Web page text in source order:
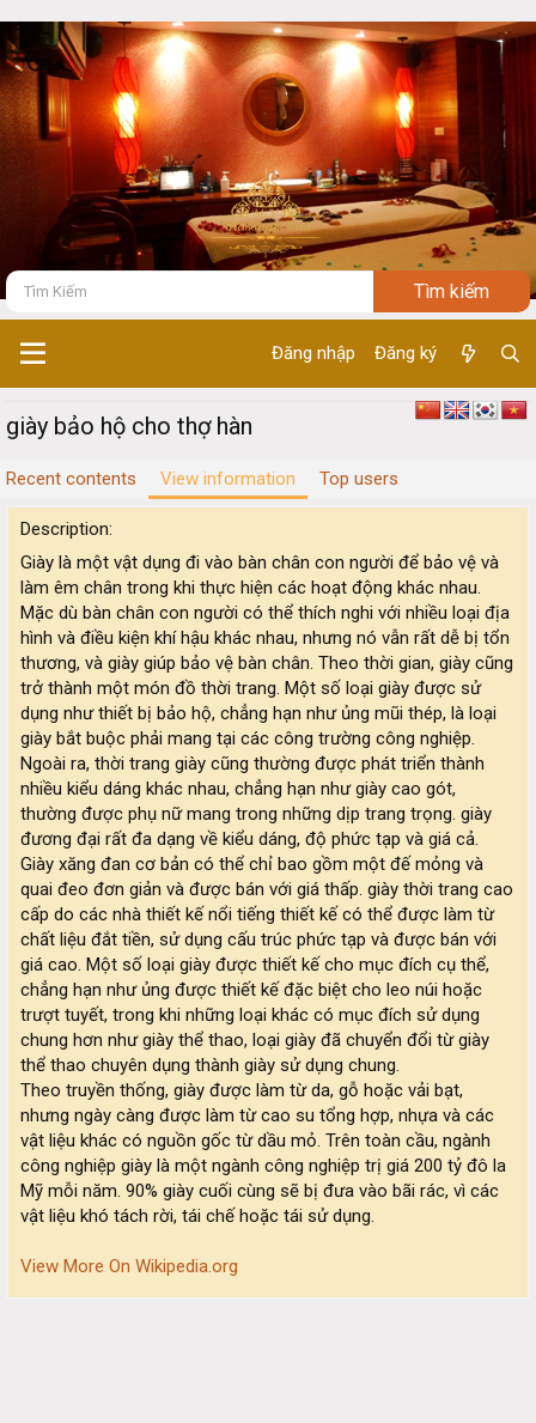
Đăng nhập Đăng ký
giày bảo hộ cho thợ hàn
Recent contents View information Top users
Description
Giày là một vật dụng đi vào bàn chân con người để bảo vệ và
làm êm chân trong khi thực hiện các hoạt động khác nhau.
Mặc dù bàn chân con người có thể thích nghi với nhiều loại địa
hình và điều kiện khí hậu khác nhau, nhưng nó vẫn rất dễ bị tổn
thương, và giày giúp bảo vệ bàn chân. Theo thời gian, giày cũng
trở thành một món đồ thời trang. Một số loại giày được sử
dụng như thiết bị bảo hộ, chẳng hạn như ủng mũi thép, là loại
giày bắt buộc phải mang tại các công trường công nghiệp.
Ngoài ra, thời trang giày cũng thường được phát triển thành
nhiều kiểu dáng khác nhau, chẳng hạn như giày cao gót,
thường được phụ nữ mang trong những dịp trang trọng. giày
đương đại rất đa dạng về kiểu dáng, độ phức tạp và giá cả.
Giày xăng đan cơ bản có thể chỉ bao gồm một đế mỏng và
quai đeo đơn giản và được bán với giá thấp. giày thời trang cao
cấp do các nhà thiết kế nổi tiếng thiết kế có thể được làm từ
chất liệu đắt tiền, sử dụng cấu trúc phức tạp và được bán với
giá cao. Một số loại giày được thiết kế cho mục đích cụ thể,
chẳng hạn như ủng được thiết kế đặc biệt cho leo núi hoặc
trượt tuyết, trong khi những loại khác có mục đích sử dụng
chung hơn như giày thể thao, loại giày đã chuyển đổi từ giày
thể thao chuyên dụng thành giày sử dụng chung.
Theo truyền thống, giày được làm từ da, gỗ hoặc vải bạt,
nhưng ngày càng được làm từ cao su tổng hợp, nhựa và các
vật liệu khác có nguồn gốc từ dầu mỏ. Trên toàn cầu, ngành
công nghiệp giày là một ngành công nghiệp trị giá 200 tỷ đô la
Mỹ mỗi năm. 90% giày cuối cùng sẽ bị đưa vào bãi rác, vì các
vật liệu khó tách rời, tái chế hoặc tái sử dụng.
View More On Wikipedia.org